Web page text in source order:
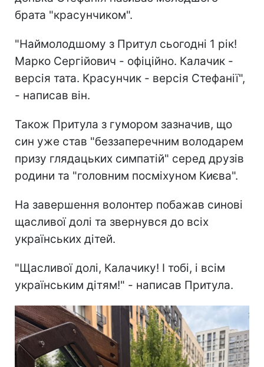
брата "красунчиком".
"Наймолодшому з Притул сьогодні 1 рік!
Марко Сергійович - офіційно. Калачик -
версія тата. Красунчик - версія Стефанії",
- написав він.
Також Притула з гумором зазначив, що
син уже став "беззаперечним володарем
призу глядацьких симпатій" серед друзів
родини та "головним посміхуном Києва".
На завершення волонтер побажав синові
щасливої долі та звернувся до всіх
українських дітей.
"Щасливої долі, Калачику! І тобі, і всім
українським дітям!" - написав Притула.